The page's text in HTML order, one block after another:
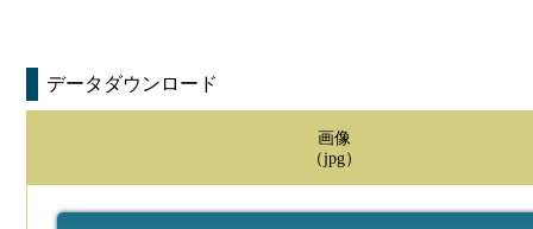
データダウンロード
画像
（jpg）